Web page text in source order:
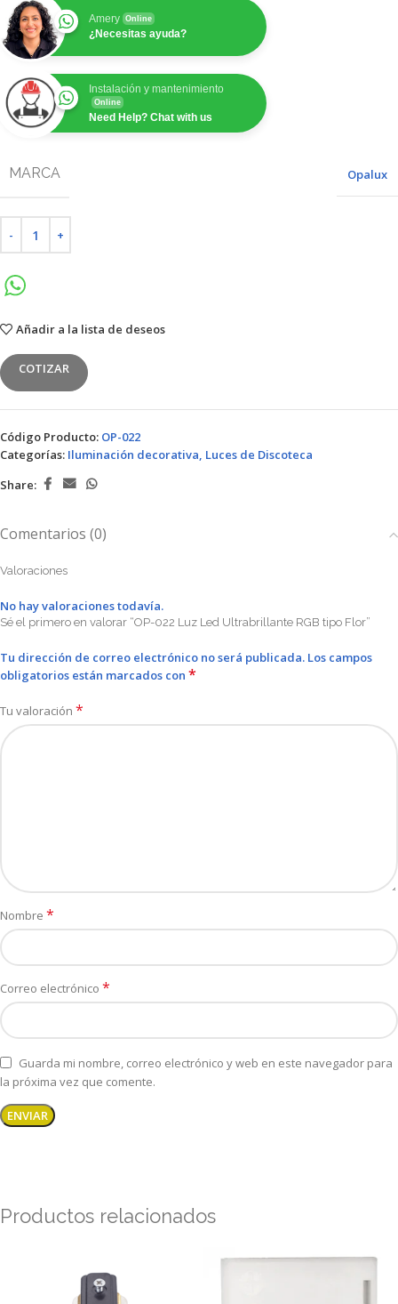
Amery Online
¿Necesitas ayuda?
Instalación y mantenimiento
Online
Need Help? Chat with us
MARCA Opalux
Añadir a la lista de deseos
COTIZAR
Código Producto: OP-022
Categorías: Iluminación decorativa, Luces de Discoteca
Share:
Comentarios (0)
Valoraciones
No hay valoraciones todavía.
Sé el primero en valorar “OP-022 Luz Led Ultrabrillante RGB tipo Flor”
Tu dirección de correo electrónico no será publicada. Los campos
obligatorios están marcados con *
Tu valoración *
Nombre *
Correo electrónico *
Guarda mi nombre, correo electrónico y web en este navegador para
la próxima vez que comente.
Productos relacionados